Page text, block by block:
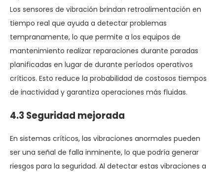
Los sensores de vibración brindan retroalimentación en
tiempo real que ayuda a detectar problemas
tempranamente, lo que permite a los equipos de
mantenimiento realizar reparaciones durante paradas
planificadas en lugar de durante períodos operativos
críticos. Esto reduce la probabilidad de costosos tiempos
de inactividad y garantiza operaciones más fluidas.
4.3 Seguridad mejorada
En sistemas críticos, las vibraciones anormales pueden
ser una señal de falla inminente, lo que podría generar
riesgos para la seguridad. Al detectar estas vibraciones a